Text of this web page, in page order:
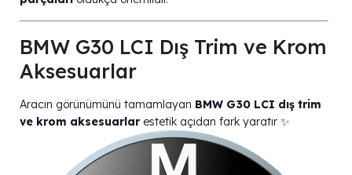
BMW G30 LCI Dış Trim ve Krom
Aksesuarlar
Aracın görünümünü tamamlayan BMW G30 LCI dış trim
ve krom aksesuarlarestetik açıdan fark yaratır ✨